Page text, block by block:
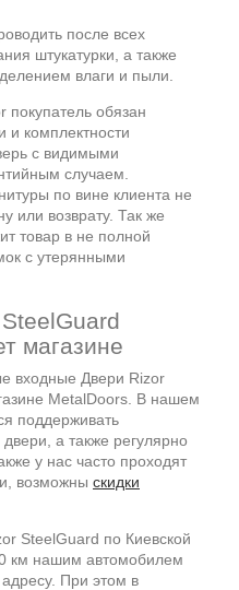
после всех
штукатурки, а также
влаги и пыли.
покупатель обязан
и комплектности
с видимыми
случаем.
по вине клиента не
или возврату. Так же
товар в не полной
с утерянными
магазине
входные Двери Rizor
MetalDoors. В нашем
поддерживать
а также регулярно
у нас часто проходят
возможны скидки
SteelGuard по Киевской
км нашим автомобилем
При этом в